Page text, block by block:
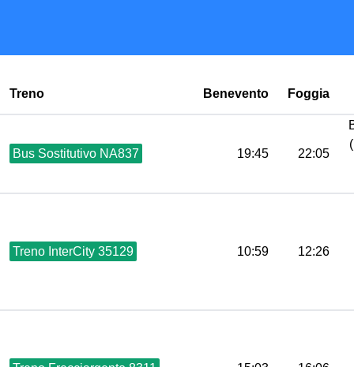
Treno Benevento Foggia
Bus Sostitutivo NA837 19:45 22:05
Treno InterCity 35129 10:59 12:26